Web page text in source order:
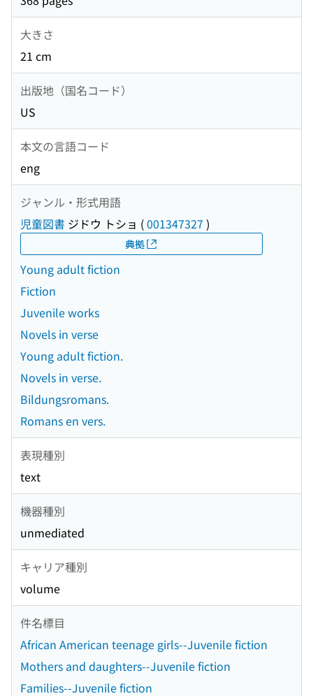
大きさ
21 cm
出版地（国名コード）
US
本文の言語コード
eng
ジャンル・形式用語
児童図書 ジドウ トショ (001347327 )
典拠
Young adult fiction
Fiction
Juvenile works
Novels in verse
Young adult fiction.
Novels in verse.
Bildungsromans.
Romans en vers.
表現種別
text
機器種別
unmediated
キャリア種別
volume
件名標目
African American teenage girls--Juvenile fiction
Mothers and daughters--Juvenile fiction
Families--Juvenile fiction